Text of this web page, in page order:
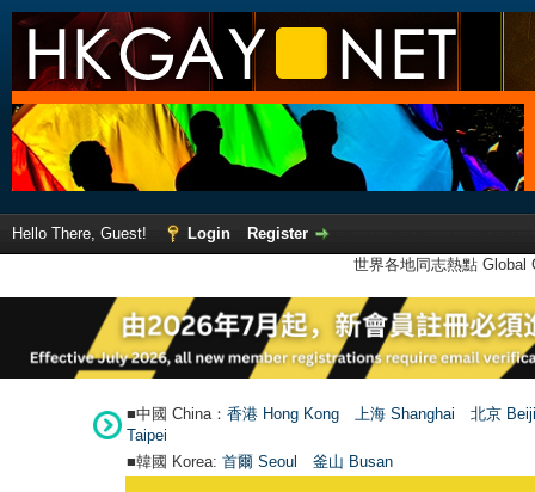
Hello There, Guest! Login
Register
世界各地同志熱點
■中國 China： 香港 Hong Kong 上海 Shanghai
北京
Taipei
■韓國 Korea: 首爾 Seoul 釜山 Busan